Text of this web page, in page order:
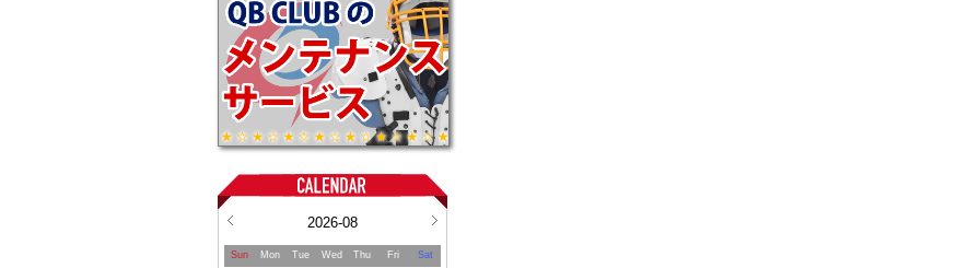
2026-08
Sun Mon Tue Wed Thu Fri Sat